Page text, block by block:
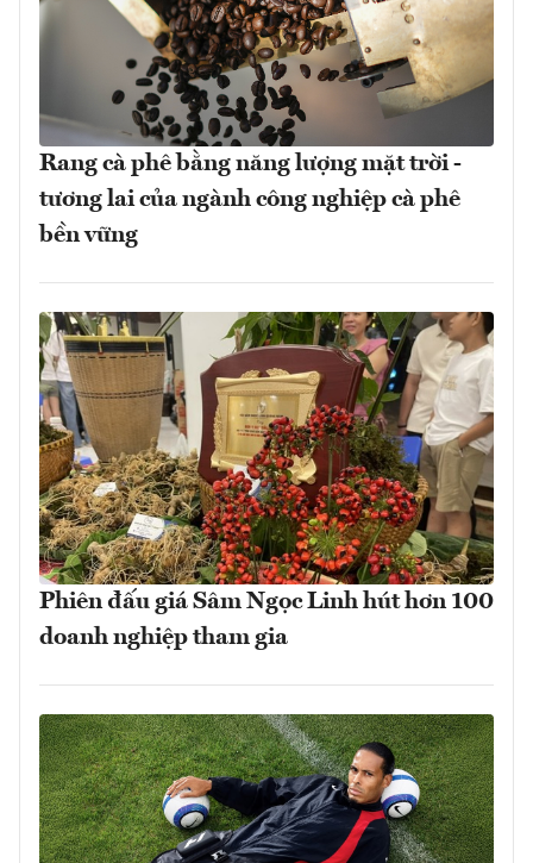
Rang cà phê bằng năng lượng mặt trời -
tương lai của ngành công nghiệp cà phê
bền vững
Phiên đấu giá Sâm Ngọc Linh hút hơn 100
doanh nghiệp tham gia